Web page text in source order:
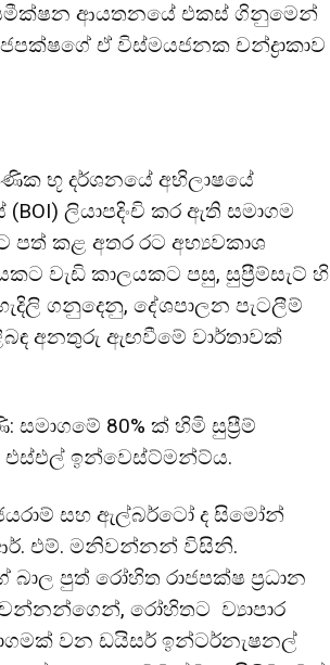
ආයතනයේ එකස් ගිනුමෙන්
ඒ විස්මයජනක චන්ද්‍රාකාව
භූ දර්ශනයේ අභිලාෂයේ
ලියාපදිංචි කර ඇති සමාගම
කළ අතර රට අභ්‍යවකාශ
වැඩි කාලයකට පසු, සුප්‍රීම්සැට් හි
ගනුදෙනු, දේශපාලන පැටලීම්
අනතුරු ඇඟවීමේ වාර්තාවක්
80% ක් හිමි සුප්‍රීම්
එස්එල් ඉන්වෙස්ට්මන්ට්ය.
සහ ඇල්බර්ටෝ ද සිමෝන්
එම්. මනිවන්නන් විසිනි.
පුත් රෝහිත රාජපක්ෂ ප්‍රධාන
රෝහිතට ව්‍යාපාර
වන ඩයිසර් ඉන්ටර්නැෂනල්